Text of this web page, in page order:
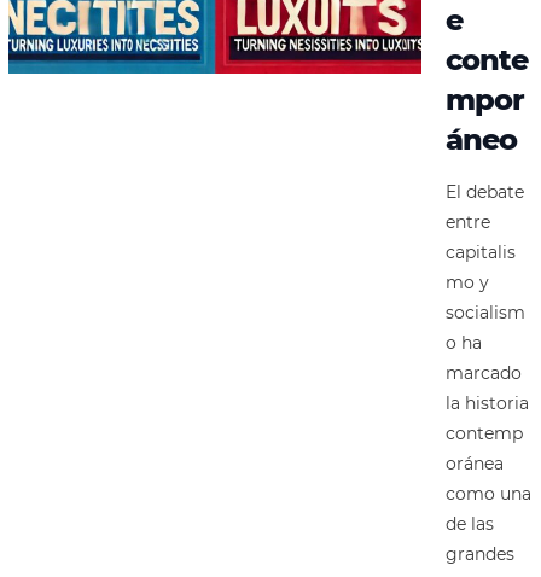
e
conte
mpor
áneo
El debate
entre
capitalis
mo y
socialism
o ha
marcado
la historia
contemp
oránea
como una
de las
grandes